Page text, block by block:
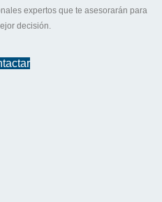
expertos que te asesorarán para
decisión.